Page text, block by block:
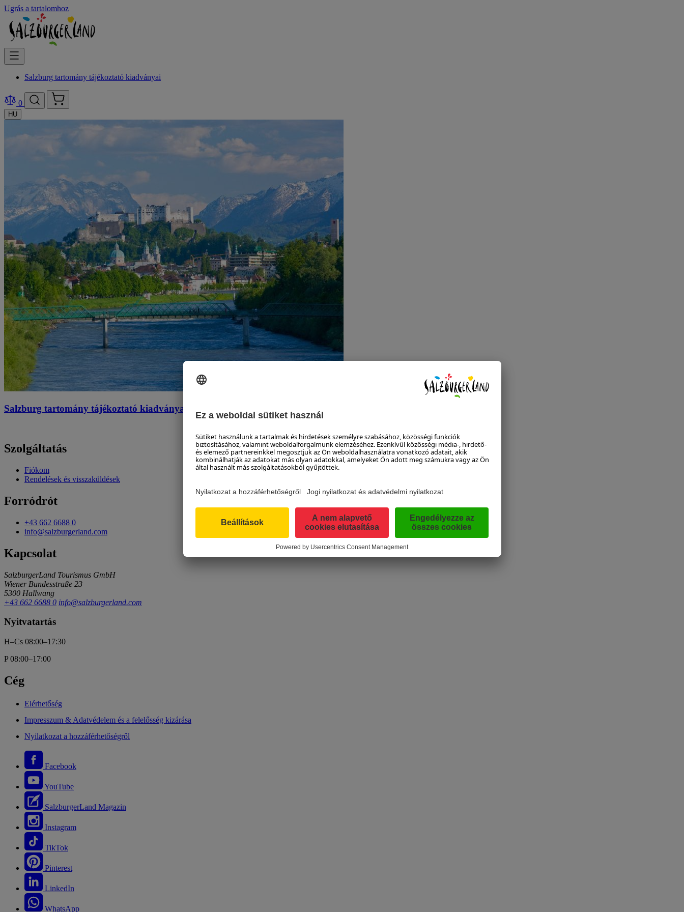
Ugrás a tartalomhoz
Salzburg tartomány tájékoztató kiadványai
0
HU
Salzburg tartomány tájékoztató kiadványai
Szolgáltatás
Fiókom
Rendelések és visszaküldések
Forródrót
+43 662 6688 0
info@salzburgerland.com
Kapcsolat
SalzburgerLand Tourismus GmbH
Wiener Bundesstraße 23
5300 Hallwang
+43 662 6688 0 info@salzburgerland.com
Nyitvatartás
H–Cs 08:00–17:30
P 08:00–17:00
Cég
Elérhetőség
Impresszum & Adatvédelem és a felelősség kizárása
Nyilatkozat a hozzáférhetőségről
Facebook
YouTube
SalzburgerLand Magazin
Instagram
TikTok
Pinterest
LinkedIn
WhatsApp